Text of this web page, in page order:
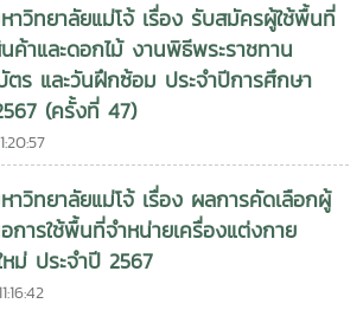
าวิทยาลัยแม่โจ้ เรื่อง รับสมัครผู้ใช้พื้นที่
ค้าและดอกไม้ งานพิธีพระราชทาน
ร และวันฝึกซ้อม ประจำปีการศึกษา
(ครั้งที่ 47)
าวิทยาลัยแม่โจ้ เรื่อง ผลการคัดเลือกผู้
การใช้พื้นที่จำหน่ายเครื่องแต่งกาย
ม่ ประจำปี 2567